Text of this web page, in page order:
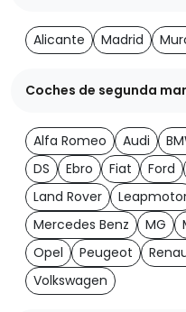
Alicante Madrid
Coches de segunda
Alfa Romeo Audi
DS
Ebro Fiat Ford
Land Rover
Mercedes Benz
MG
Opel
Peugeot
Volkswagen